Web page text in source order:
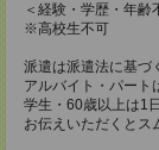
＜経験・学歴・年齢
※高校生不可
派遣は派遣法に基づ
アルバイト・パート
学生・60歳以上は1
お伝えいただくとス